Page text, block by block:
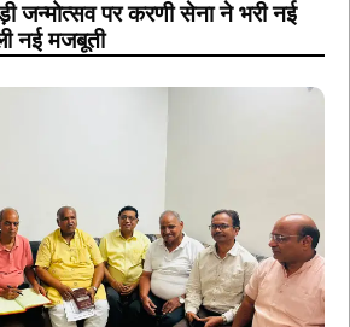
जन्मोत्सव पर करणी सेना ने भरी नई
नई मजबूती